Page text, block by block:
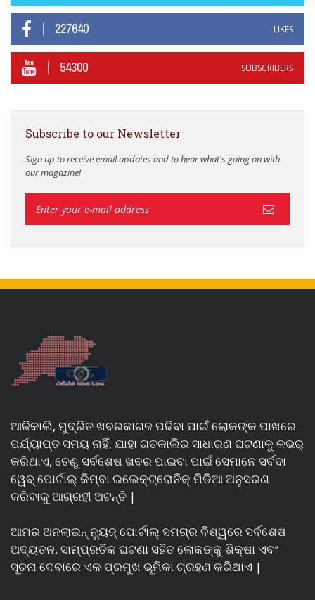
227640 LIKES
54300 SUBSCRIBERS
Subscribe to our Newsletter
Sign up to receive email updates and to hear what's going on with
our magazine!
ଆଜିକାଲି, ମୁଦ୍ରିତ ଖବରକାଗଜ ପଢିବା ପାଇଁ ଲୋକଙ୍କ ପାଖରେ
ପର୍ଯ୍ୟାପ୍ତ ସମୟ ନାହିଁ, ଯାହା ଗତକାଲିର ସାଧାରଣ ଘଟଣାକୁ କଭର୍
କରିଥାଏ, ତେଣୁ ସର୍ବଶେଷ ଖବର ପାଇବା ପାଇଁ ସେମାନେ ସର୍ବଦା
ୱେବ୍ ପୋର୍ଟାଲ୍ କିମ୍ବା ଇଲେକ୍ଟ୍ରୋନିକ୍ ମିଡିଆ ଅନୁସରଣ
କରିବାକୁ ଆଗ୍ରହୀ ଅଟନ୍ତି |
ଆମର ଅନଲାଇନ୍ ନ୍ୟୁଜ୍ ପୋର୍ଟାଲ୍ ସମଗ୍ର ବିଶ୍ୱରେ ସର୍ବଶେଷ
ଅଦ୍ୟତନ, ସାମ୍ପ୍ରତିକ ଘଟଣା ସହିତ ଲୋକଙ୍କୁ ଶିକ୍ଷା ଏବଂ
ସୂଚନା ଦେବାରେ ଏକ ପ୍ରମୁଖ ଭୂମିକା ଗ୍ରହଣ କରିଥାଏ |